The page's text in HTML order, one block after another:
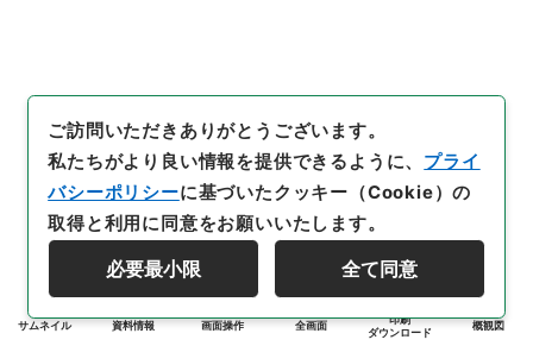
サムネイル 資料情報 画面操作 全画面
印刷
ダウンロード
概観図
ご訪問いただきありがとうございます。
私たちがより良い情報を提供できるように、 プライ
バシーポリシーに基づいたクッキー（Cookie）の
取得と利用に同意をお願いいたします。
必要最小限 全て同意